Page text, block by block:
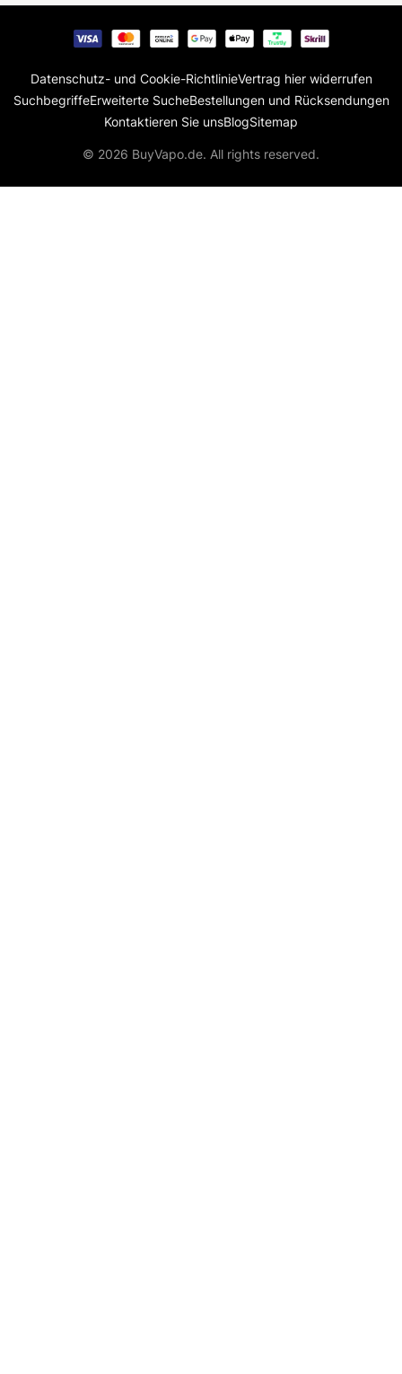
Datenschutz- und Cookie-RichtlinieVertrag hier widerrufen
SuchbegriffeErweiterte SucheBestellungen und Rücksendungen
Kontaktieren Sie unsBlogSitemap
© 2026 BuyVapo.de. All rights reserved.